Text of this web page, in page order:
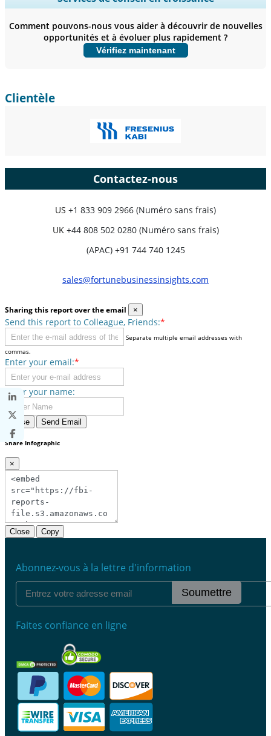
Perfis de empresas, Benchmarking competitivo, e insights sobre o
Personnaliser maintenant
Comment pouvons-nous vous aider à découvrir de nouvelles
opportunités et à évoluer plus rapidement ?
Vérifiez maintenant
Clientèle
Contactez-nous
US +1 833 909 2966 (Numéro sans frais)
UK +44 808 502 0280 (Numéro sans frais)
(APAC) +91 744 740 1245
sales@fortunebusinessinsights.com
Sharing this report over the email ×
Send this report to Colleague, Friends:*
Separate multiple email addresses with
commas.
Enter your email:*
Enter your name:
Close Send Email
Share Infographic
×
Close Copy
Abonnez-vous à la lettre d'information
Soumettre
Faites confiance en ligne